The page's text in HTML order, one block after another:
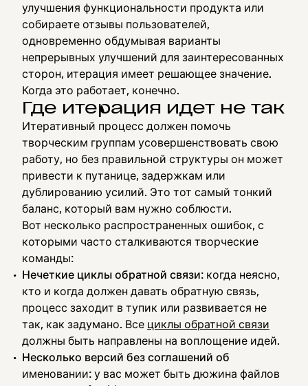
улучшения функциональности продукта или
собираете отзывы пользователей,
одновременно обдумывая варианты
непрерывных улучшений для заинтересованных
сторон, итерация имеет решающее значение.
Когда это работает, конечно.
Где итерация идет не так
Итеративный процесс должен помочь
творческим группам усовершенствовать свою
работу, но без правильной структуры он может
привести к путанице, задержкам или
дублированию усилий. Это тот самый тонкий
баланс, который вам нужно соблюсти.
Вот несколько распространенных ошибок, с
которыми часто сталкиваются творческие
команды:
Нечеткие циклы обратной связи: когда неясно,
кто и когда должен давать обратную связь,
процесс заходит в тупик или развивается не
так, как задумано. Все циклы обратной связи
должны быть направлены на воплощение идей.
Несколько версий без соглашений об
именовании: у вас может быть дюжина файлов